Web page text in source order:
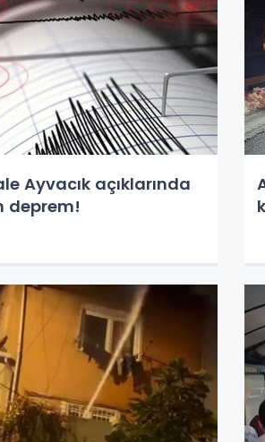
Ayvacık açıklarında
deprem!